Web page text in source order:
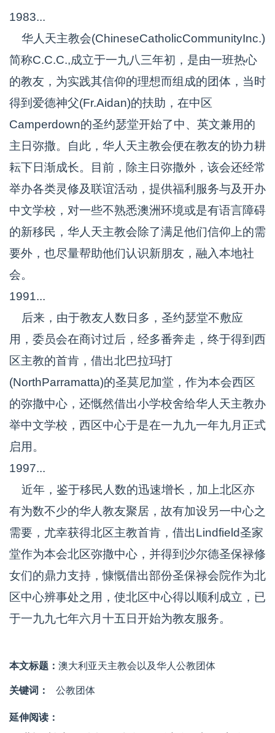
1983...
华人天主教会(ChineseCatholicCommunityInc.)
简称C.C.C.,成立于一九八三年初，是由一班热心
的教友，为实践其信仰的理想而组成的团体，当时
得到爱德神父(Fr.Aidan)的扶助，在中区
Camperdown的圣约瑟堂开始了中、英文兼用的
主日弥撒。自此，华人天主教会便在教友的协力耕
耘下日渐成长。目前，除主日弥撒外，该会还经常
举办各类灵修及联谊活动，提供福利服务与及开办
中文学校，对一些不熟悉澳洲环境或是有语言障碍
的新移民，华人天主教会除了满足他们信仰上的需
要外，也尽量帮助他们认识新朋友，融入本地社
会。
1991...
后来，由于教友人数日多，圣约瑟堂不敷应
用，委员会在商讨过后，经多番奔走，终于得到西
区主教的首肯，借出北巴拉玛打
(NorthParramatta)的圣莫尼加堂，作为本会西区
的弥撒中心，还慨然借出小学校舍给华人天主教办
举中文学校，西区中心于是在一九九一年九月正式
启用。
1997...
近年，鉴于移民人数的迅速增长，加上北区亦
有为数不少的华人教友聚居，故有加设另一中心之
需要，尤幸获得北区主教首肯，借出Lindfield圣家
堂作为本会北区弥撒中心，并得到沙尔德圣保禄修
女们的鼎力支持，慷慨借出部份圣保禄会院作为北
区中心辨事处之用，使北区中心得以顺利成立，已
于一九九七年六月十五日开始为教友服务。
本文标题： 澳大利亚天主教会以及华人公教团体
关键词： 公教团体
延伸阅读：